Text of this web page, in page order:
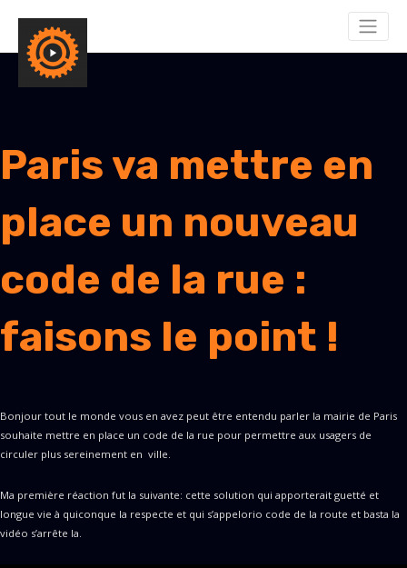
Paris va mettre en
place un nouveau
code de la rue :
faisons le point !
Bonjour tout le monde vous en avez peut être entendu parler la mairie de Paris
souhaite mettre en place un code de la rue pour permettre aux usagers de
circuler plus sereinement en ville.
Ma première réaction fut la suivante: cette solution qui apporterait guetté et
longue vie à quiconque la respecte et qui s’appelorio code de la route et basta la
vidéo s’arrête la.